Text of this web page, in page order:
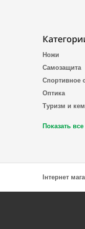
Ножи
Самозащита
Спортивное
Оптика
Туризм и
Показать все
Інтернет